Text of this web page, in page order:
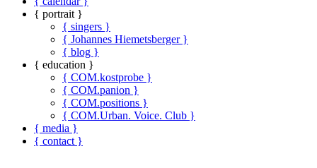
{ portrait }
{ singers }
{ Johannes Hiemetsberger }
{ blog }
{ education }
{ COM.kostprobe }
{ COM.panion }
{ COM.positions }
{ COM.Urban. Voice. Club }
{ media }
{ contact }